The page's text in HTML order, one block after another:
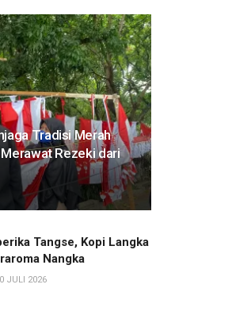
Tradisi Merah
Rezeki dari
Tangse, Kopi Langka
Nangka
JULI 2026